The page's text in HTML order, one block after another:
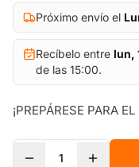
Próximo envío el
Recíbelo entre lun,
de las 15:00.
¡PREPÁRESE PARA
1